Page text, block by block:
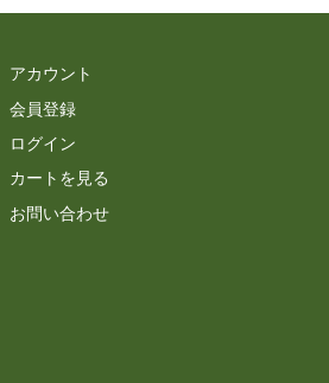
アカウント
会員登録
ログイン
カートを見る
お問い合わせ